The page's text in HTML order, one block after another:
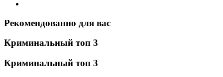
Рекомендованно для вас
Криминальный топ 3
Криминальный топ 3